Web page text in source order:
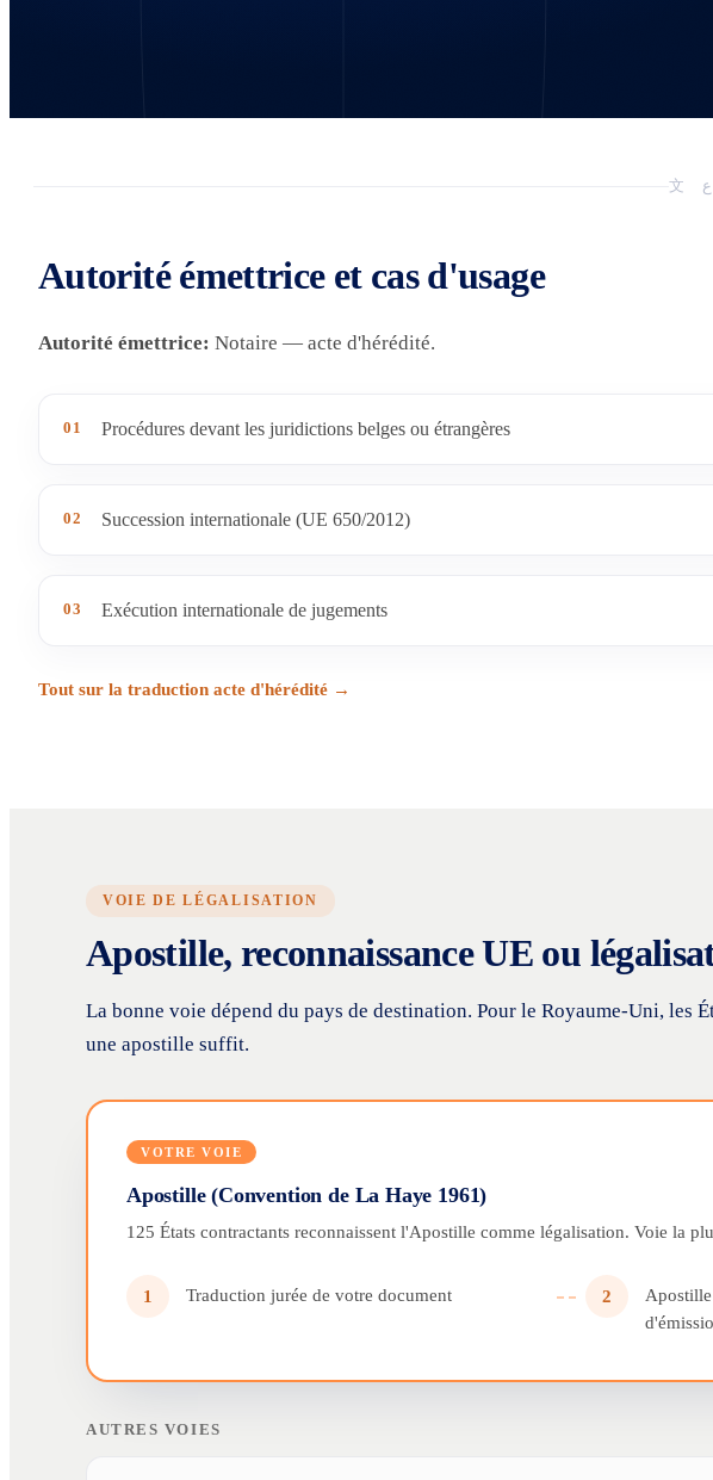
Autorité émettrice et cas d'usage
Autorité émettrice: Notaire — acte d'hérédité.
01 Procédures devant les juridictions belges ou étrangères
02 Succession internationale (UE 650/2012)
03 Exécution internationale de jugements
Tout sur la traduction acte d'hérédité →
VOIE DE LÉGALISATION
Apostille, reconnaissance UE ou
La bonne voie dépend du pays de destination. Pour le Royaume-Uni, les
une apostille suffit.
VOTRE VOIE
Apostille (Convention de La Haye 1961)
125 États contractants reconnaissent l'Apostille comme légalisation. Voie la
1 Traduction jurée de votre document 2
AUTRES VOIES